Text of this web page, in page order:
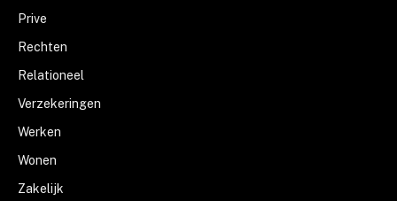
Prive
Rechten
Relationeel
Verzekeringen
Werken
Wonen
Zakelijk